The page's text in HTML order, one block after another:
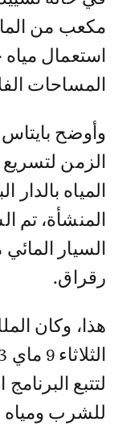
مكعب من
استعمال
المساحات
وأوضح
الزمن
المياه
المنشأة، تم
السيار
رقراق.
هذا، وكان
لتتبع